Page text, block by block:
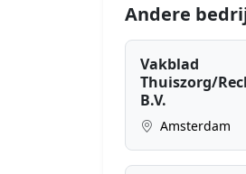
Andere
Vakblad
Thuiszorg/
B.V.
Amsterdam